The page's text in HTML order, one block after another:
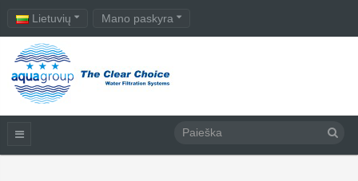
Lietuvių Mano paskyra